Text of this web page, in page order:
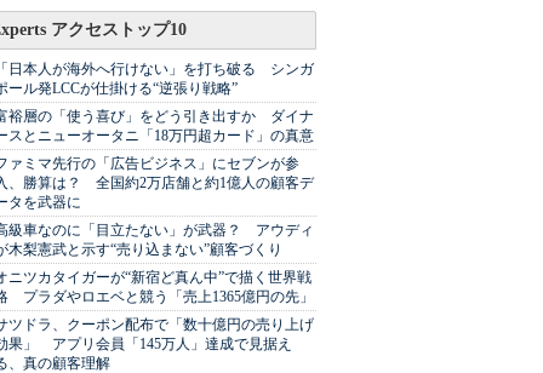
アクセストップ10
日本人が海外へ行けない」を打ち破る シンガ
ール発LCCが仕掛ける“逆張り戦略”
裕層の「使う喜び」をどう引き出すか ダイナ
スとニューオータニ「18万円超カード」の真意
ァミマ先行の「広告ビジネス」にセブンが参
、勝算は？ 全国約2万店舗と約1億人の顧客デ
タを武器に
級車なのに「目立たない」が武器？ アウディ
木梨憲武と示す“売り込まない”顧客づくり
ニツカタイガーが“新宿ど真ん中”で描く世界戦
プラダやロエベと競う「売上1365億円の先」
ツドラ、クーポン配布で「数十億円の売り上げ
果」 アプリ会員「145万人」達成で見据え
、真の顧客理解